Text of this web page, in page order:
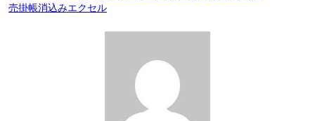
売掛帳消込みエクセル